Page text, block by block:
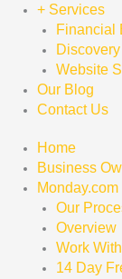
+ Services
Financial
Website
Our Blog
Contact Us
Home
Business
Monday.com
Our
Overview
Work
14 Day